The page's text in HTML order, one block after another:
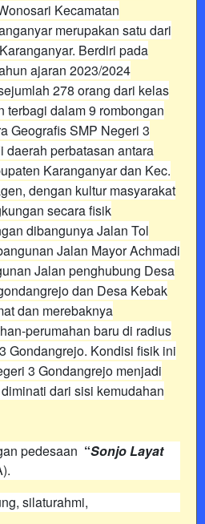
Kecamatan
merupakan satu dari
Berdiri pada
ajaran 2023/2024
278 orang dari kelas
terbagi dalam 9 rombongan
Geografis SMP Negeri 3
daerah perbatasan antara
Karanganyar dan Kec.
dengan kultur masyarakat
secara fisik
dibangunya Jalan Tol
Jalan Mayor Achmadi
Jalan penghubung Desa
dan Desa Kebak
dan merebaknya
perumahan baru di radius
Gondangrejo. Kondisi fisik ini
3 Gondangrejo menjadi
dari sisi kemudahan
pedesaan “Sonjo Layat
silaturahmi,